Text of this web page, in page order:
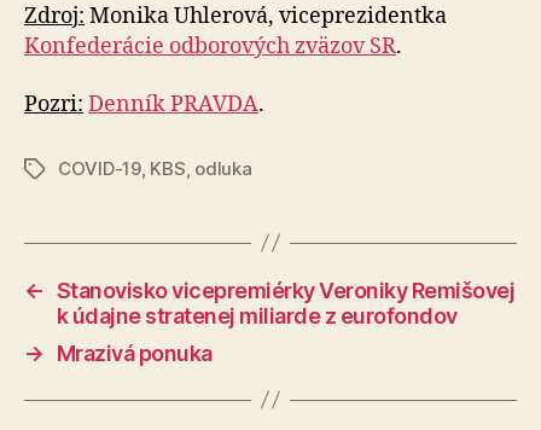
Zdroj: Monika Uhlerová, viceprezidentka
Konfederácie odborových zväzov SR.
Pozri: Denník PRAVDA.
ZnačkyCOVID-19, KBS odluka
← Stanovisko vicepremiérky Veroniky Remišovej
k údajne stratenej miliarde z eurofondov
→
Mrazivá ponuka